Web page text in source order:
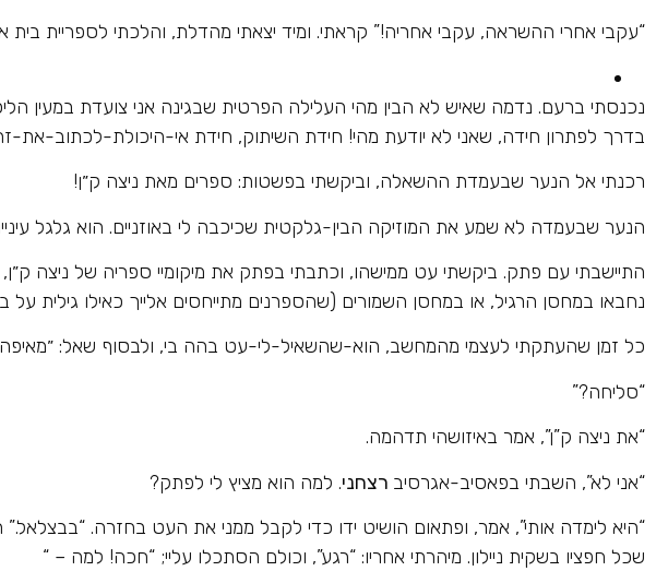
“עקבי אחרי ההשראה, עקבי אחריה!” קראתי. ומיד יצאתי מהדלת, והלכתי לספריית
נכנסתי ברעם. נדמה שאיש לא הבין מהי העלילה הפרטית שבגינה אני צועדת
בדרך לפתרון חידה, שאני לא יודעת מהי! חידת השיתוק, חידת אי-היכולת-לכתוב-את-
רכנתי אל הנער שבעמדת ההשאלה, וביקשתי בפשטות: ספרים מאת ניצה ק״ן!
הנער שבעמדה לא שמע את המוזיקה הבין-גלקטית שכיכבה לי באוזניים. הוא גלגל
התיישבתי עם פתק. ביקשתי עט ממישהו, וכתבתי בפתק את מיקומיי ספריה של ניצה
נחבאו במחסן הרגיל, או במחסן השמורים (שהספרנים מתייחסים אלייך כאילו גילית
כל זמן שהעתקתי לעצמי מהמחשב, הוא-שהשאיל-לי-עט בהה בי, ולבסוף שאל:
“סליחה?”
“את ניצה ק”ן”, אמר באיזושהי תדהמה.
“אני לא”, השבתי בפאסיב-אגרסיב רצחני. למה הוא מציץ לי לפתק?
“היא לימדה אותי”, אמר, ופתאום הושיט ידו כדי לקבל ממני את העט בחזרה.
שכל חפציו בשקית ניילון. מיהרתי אחריו: “רגע”, וכולם הסתכלו עליי; “חכה! למה – “